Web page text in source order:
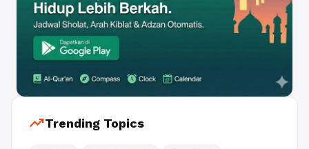
trending_upTrending Topics